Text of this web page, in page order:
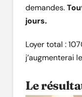
demandes.
jours.
Loyer total :
j’augmenterai
Le